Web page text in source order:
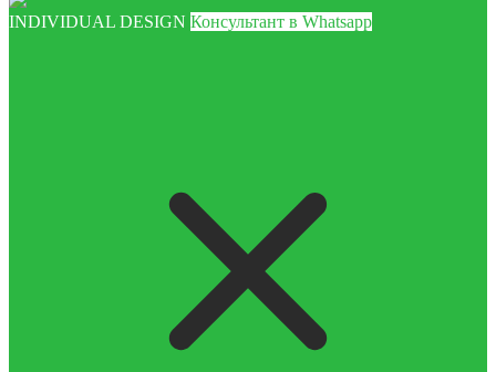
INDIVIDUAL DESIGN Консультант в Whatsapp